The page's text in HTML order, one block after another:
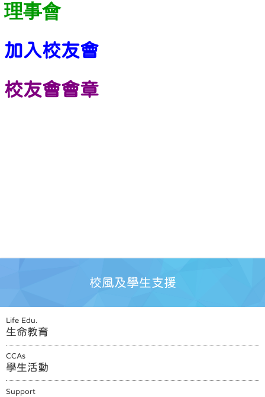
理事會
加入校友會
校友會會章
校風及學生支援
Life Edu.
生命教育
CCAs
學生活動
Support